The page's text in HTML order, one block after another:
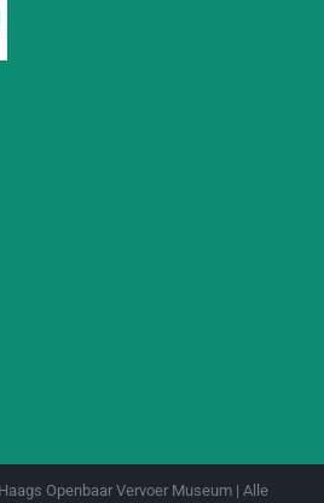
Openbaar Vervoer Museum | Alle